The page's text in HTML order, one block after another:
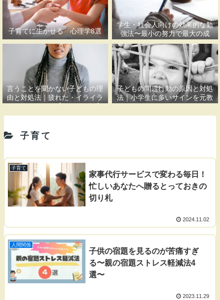
子育てに生かせる 心理学8選
学生・社会人向けの効果的な勉
強法〜最小の努力で最大の成
果〜
言うことを聞かない子どもの理
由と対処法｜疲れた・イライラ
する親御さんへ【元教員解説】
子どもの問題行動の原因と対処
法｜小学生に多いサインを元教
員が解説
子育て
子育て
家事代行サービスで変わる毎日！
忙しいあなたへ贈るとっておきの
切り札
2024.11.02
人間関係
子供の宿題を見るのが苦痛すぎ
る〜親の宿題ストレス軽減法4
選〜
2023.11.29